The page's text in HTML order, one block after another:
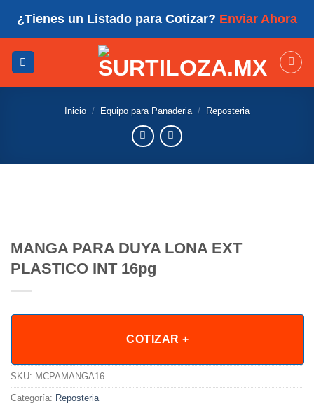
¿Tienes un Listado para Cotizar? Enviar Ahora
Inicio / Equipo para Panaderia / Reposteria
MANGA PARA DUYA LONA EXT
PLASTICO INT 16pg
COTIZAR +
SKU: MCPAMANGA16
Categoría: Reposteria